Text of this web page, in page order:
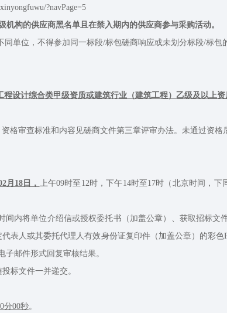
?navPage=5
构的供应商黑名单且在禁入期内的供应商参与采购活动。
位，不得参加同一标段/标包磋商响应或未划分标段/标包
设计综合类甲级资质或建筑行业（建筑工程）乙级及以上资
审查标准和内容见磋商文件第三章评审办法。未通过资格
月18日， 上午09时至12时，下午14时至17时（北京时间，下
内将单位介绍信或授权委托书（加盖公章）、获取招标文
表人或其委托代理人有效身份证复印件（加盖公章）的彩色
邮件形式回复审核结果。
标文件一并递交。
分00秒。